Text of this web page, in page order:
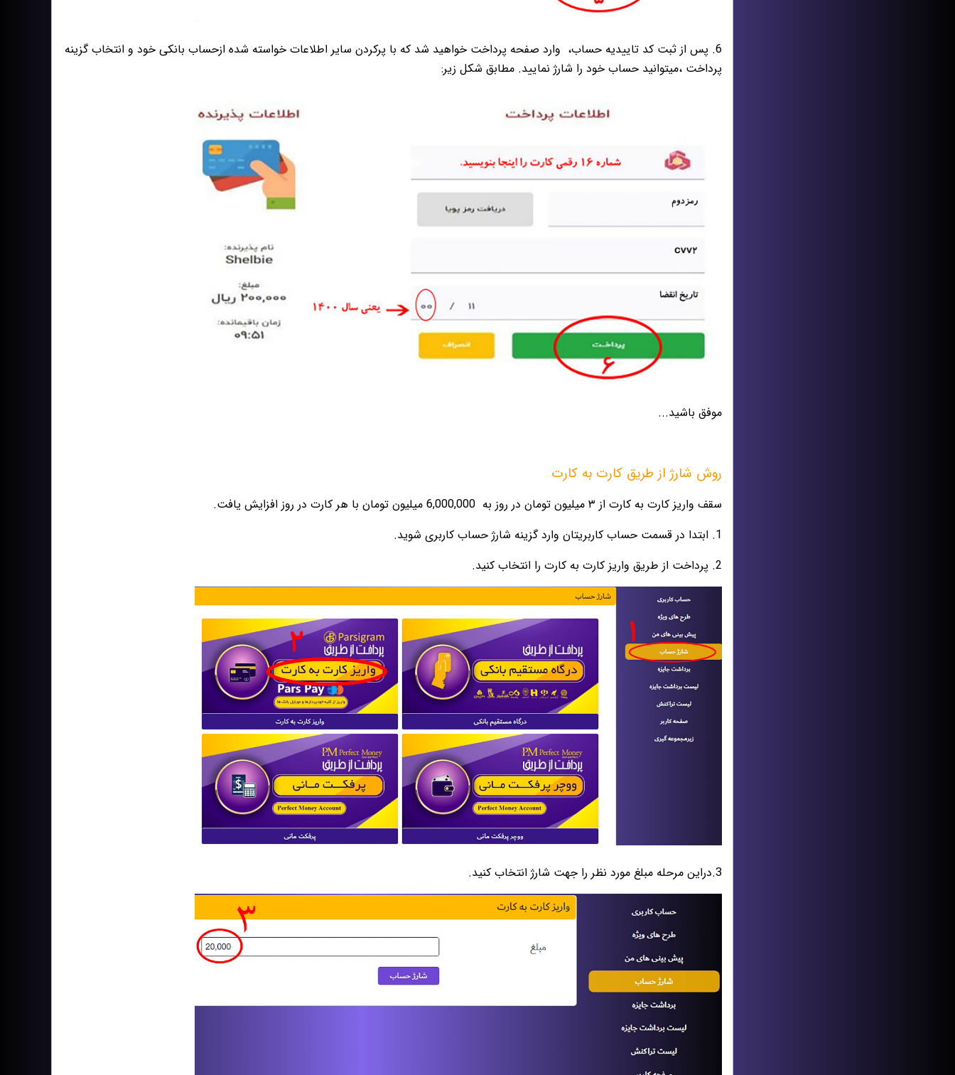
6. پس از ثبت کد تاییدیه حساب،
وارد صفحه پرداخت خواهید شد که با پرکردن سایر اطلاعات خواسته شده ازحساب بانکی خود و انتخاب گزینه
پرداخت ،میتوانید حساب خود را شارژ نمایید. مطابق شکل زیر:
موفق باشید...
روش شارژ از طریق کارت به کارت
سقف واریز کارت به کارت از ۳ میلیون تومان در روز به
6,000,000 میلیون تومان با هر کارت در روز افزایش یافت.
1. ابتدا در قسمت حساب کاربریتان وارد گزینه شارژ حساب کاربری شوید.
2. پرداخت از طریق واریز کارت به کارت را انتخاب کنید.
3.دراین مرحله مبلغ مورد نظر را جهت شارژ انتخاب کنید.